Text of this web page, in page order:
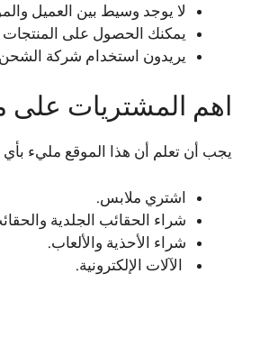
لا يوجد وسيط بين العميل
يمكنك الحصول على المنتجات
يريدون استخدام شركة الشحن
اهم المشتريات
يجب أن تعلم أن هذا الموقع مليء بأي
اشتري ملابس.
شراء الحقائب الجلدية
شراء الأحذية والألعاب.
الآلات الإلكترونية.